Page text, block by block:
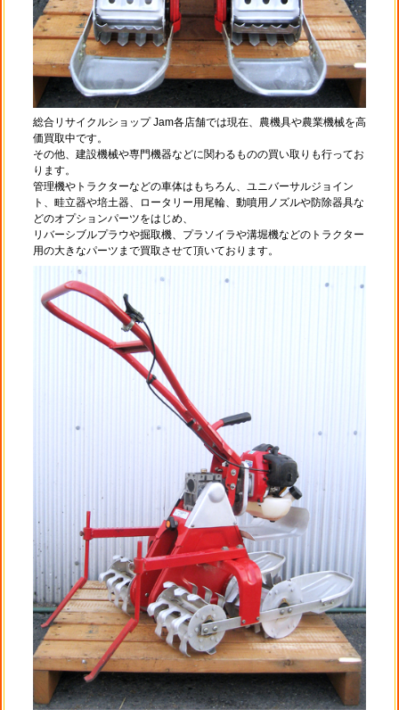
総合リサイクルショップ Jam各店舗では現在、農機具や農業機械を高
価買取中です。
その他、建設機械や専門機器などに関わるものの買い取りも行ってお
ります。
管理機やトラクターなどの車体はもちろん、ユニバーサルジョイン
ト、畦立器や培土器、ロータリー用尾輪、動噴用ノズルや防除器具な
どのオプションパーツをはじめ、
リバーシブルプラウや掘取機、プラソイラや溝堀機などのトラクター
用の大きなパーツまで買取させて頂いております。